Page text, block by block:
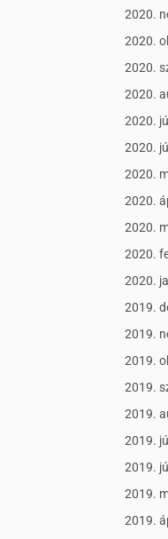
2020.
2020.
2020.
2020.
2020.
2020.
2020.
2020.
2020.
2020.
2020.
2019.
2019.
2019.
2019.
2019.
2019.
2019.
2019.
2019.